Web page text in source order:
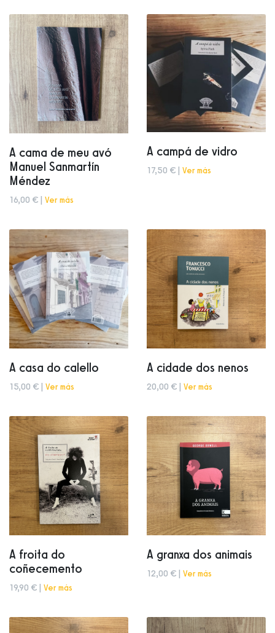
A cama de meu avó
Manuel Sanmartín
Méndez
16,00 € | Ver más
A campá de vidro
17,50 € | Ver más
A casa do calello
15,00 € | Ver más
A cidade dos nenos
20,00 € | Ver más
A froita do
coñecemento
19,90 € | Ver más
A granxa dos animais
12,00 € | Ver más